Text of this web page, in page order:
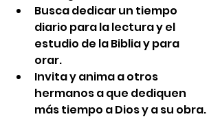
Busca dedicar un tiempo
diario para la lectura y el
estudio de la Biblia y para
orar.
Invita y anima a otros
hermanos a que dediquen
más tiempo a Dios y a su obra.